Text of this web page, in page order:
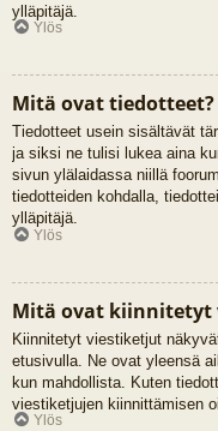
ylläpitäjä.
Ylös
Mitä ovat tiedotteet?
Tiedotteet usein sisältävät
ja siksi ne tulisi lukea aina
sivun ylälaidassa niillä
tiedotteiden kohdalla,
ylläpitäjä.
Ylös
Mitä ovat
Kiinnitetyt viestiketjut
etusivulla. Ne ovat yleensä
kun mahdollista. Kuten
viestiketjujen kiinnittämisen
Ylös